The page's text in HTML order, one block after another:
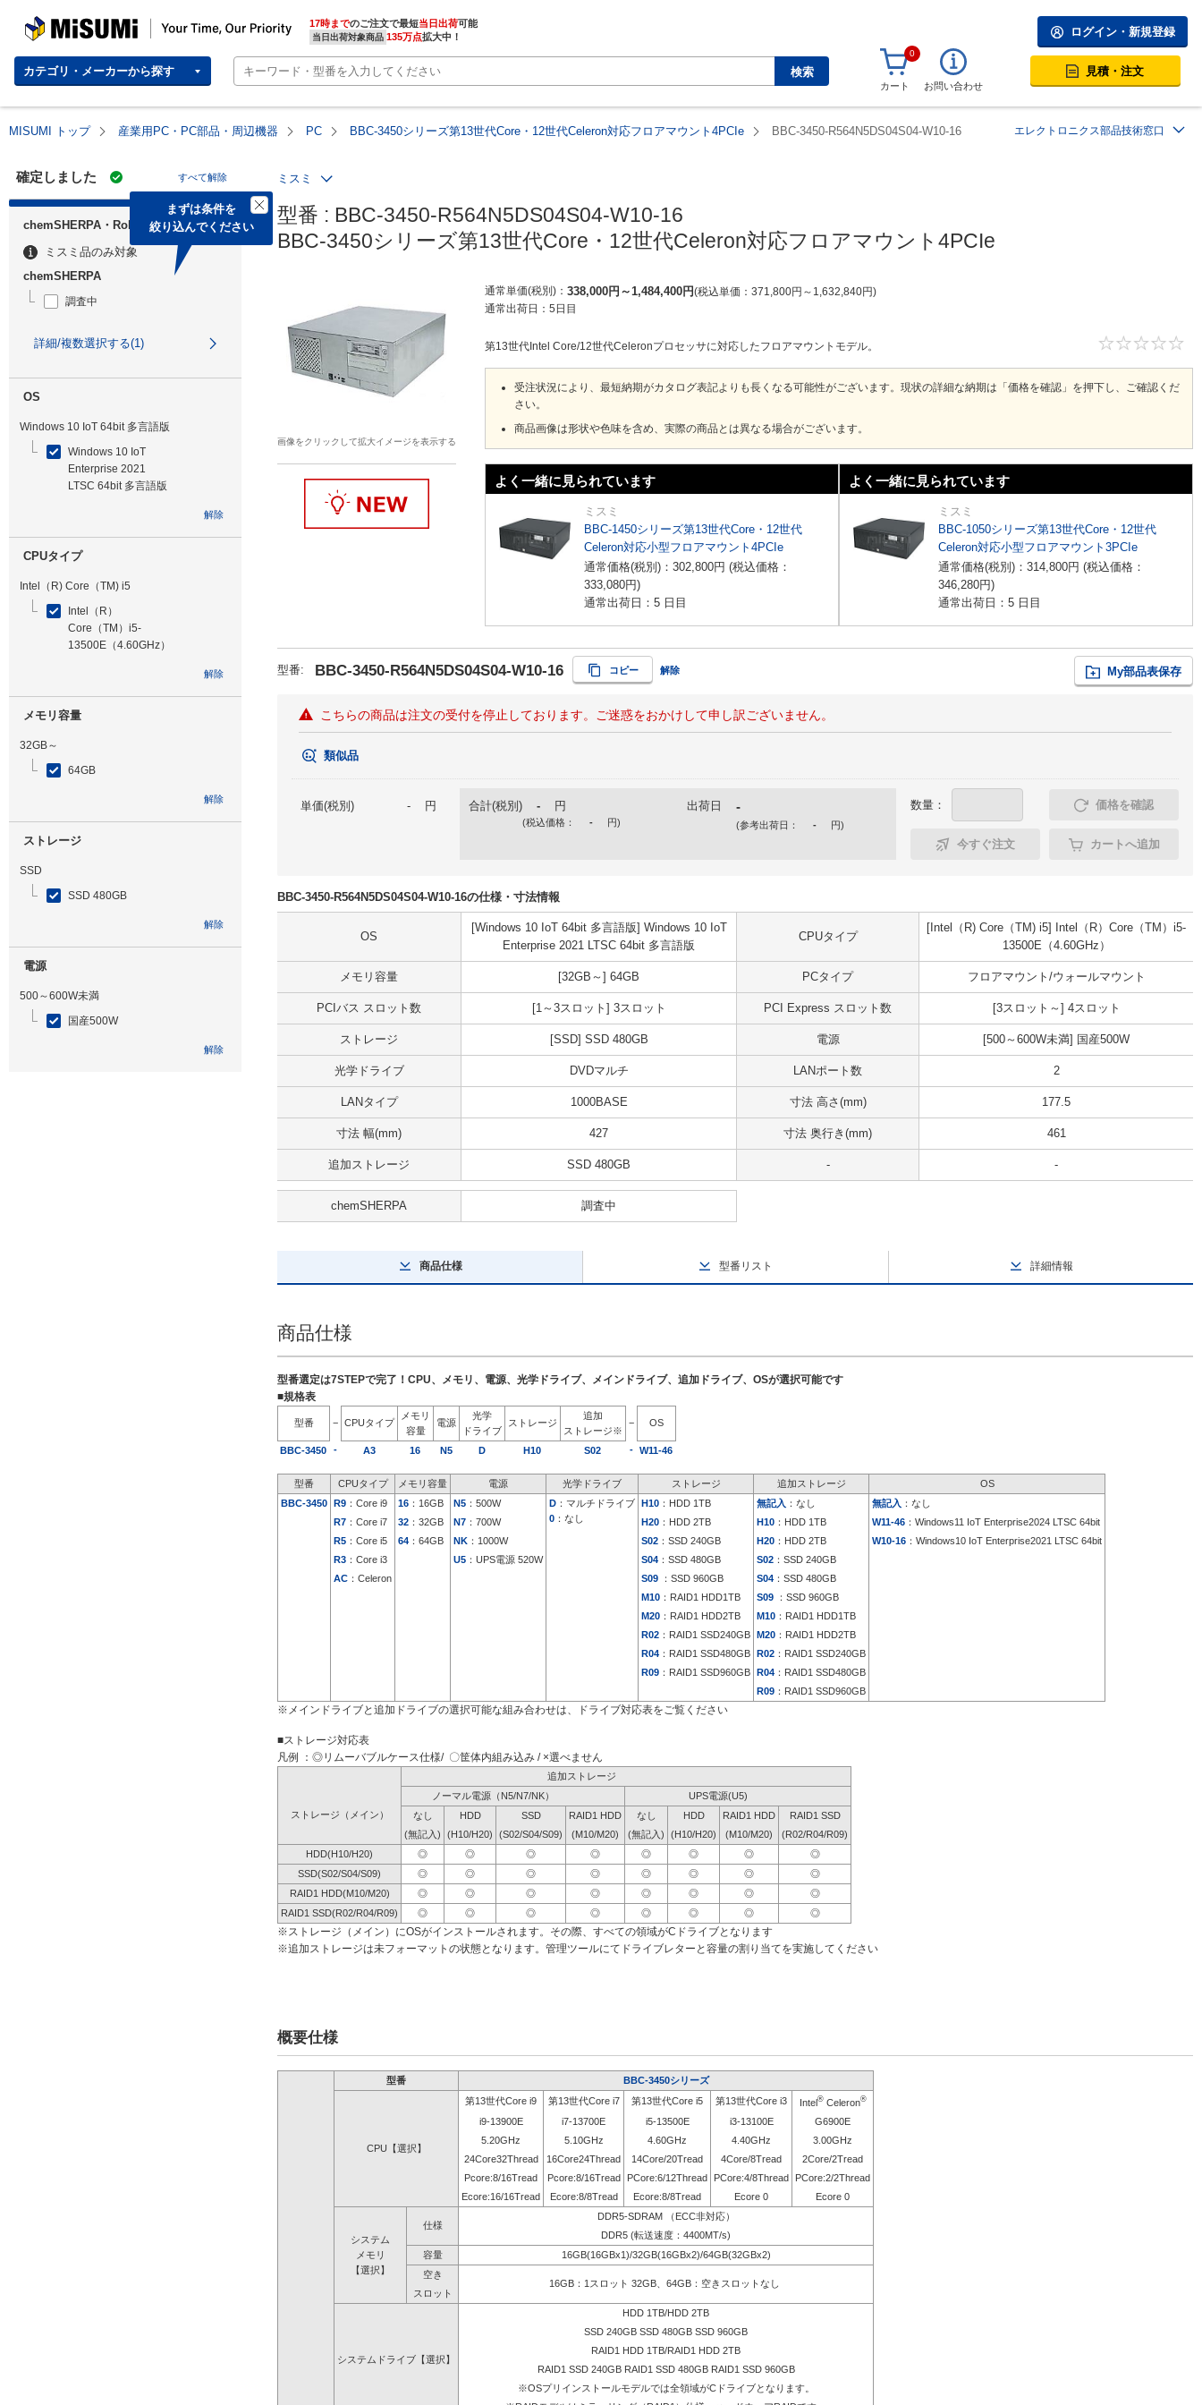
MISUMI | Your Time, Our Priority 17時までのご注文で最短当日出荷
当日出荷対象商品 135万点拡大中！
カテゴリ・メーカーから探す 検索
ログイン・新規登録
0
カート お問い合わせ
見積・注文
MISUMI トップ 産業用PC・PC部品・周辺機器 PC BBC-3450シリーズ第13世代Core・12世代Celeron対応フロアマウント4PCIe BBC-3450-R564N5DS04S04-W10-16 エレクトロニクス部品技術窓口
確定しました すべて解除
まずは条件を
絞り込んでください
chemSHERPA・RoHS
ミスミ品のみ対象
chemSHERPA
調査中
詳細/複数選択する(1)
OS
Windows 10 IoT 64bit 多言語版
Windows 10 IoT
Enterprise 2021
LTSC 64bit 多言語版
解除
CPUタイプ
Intel（R) Core（TM) i5
Intel（R）
Core（TM）i5-
13500E（4.60GHz）
解除
メモリ容量
32GB～
64GB
解除
ストレージ
SSD
SSD 480GB
解除
電源
500～600W未満
国産500W
解除
ミスミ
型番 : BBC-3450-R564N5DS04S04-W10-16
BBC-3450シリーズ第13世代Core・12世代Celeron対応フロアマウント4PCIe
画像をクリックして拡大イメージを表示する
通常単価(税別) 338,000円 ～1,484,400円 税込単価 371,800円 ～ 1,632,840円
通常出荷日： 5日目
第13世代Intel Core/12世代Celeronプロセッサに対応したフロアマウントモデル。
受注状況により、最短納期がカタログ表記よりも長くなる可能性がございます。現状の詳細な納期は「価格を確認」を押下し、ご確認くだ
さい。
商品画像は形状や色味を含め、実際の商品とは異なる場合がございます。
よく一緒に見られています
ミスミ
BBC-1450シリーズ第13世代Core・12世代
Celeron対応小型フロアマウント4PCIe
通常価格(税別)： 302,800円 (税込価格：
333,080円)
通常出荷日：5 日目
よく一緒に見られています
ミスミ
BBC-1050シリーズ第13世代Core・12世代
Celeron対応小型フロアマウント3PCIe
通常価格(税別)： 314,800円 (税込価格：
346,280円)
通常出荷日：5 日目
型番: BBC-3450-R564N5DS04S04-W10-16 コピー 解除 My部品表保存
こちらの商品は注文の受付を停止しております。ご迷惑をおかけして申し訳ございません。
類似品
単価(税別) - 円 合計(税別) - 円
(税込価格： - 円)
出荷日 -
(参考出荷日： - 円)
数量： 価格を確認
今すぐ注文 カートへ追加
BBC-3450-R564N5DS04S04-W10-16の仕様・寸法情報
OS
[Windows 10 IoT 64bit 多言語版] Windows 10 IoT
Enterprise 2021 LTSC 64bit 多言語版
CPUタイプ
[Intel（R) Core（TM) i5] Intel（R）Core（TM）i5-
13500E（4.60GHz）
メモリ容量 [32GB～] 64GB PCタイプ フロアマウント/ウォールマウント
PCIバス スロット数 [1～3スロット] 3スロット PCI Express スロット数 [3スロット～] 4スロット
ストレージ [SSD] SSD 480GB 電源 [500～600W未満] 国産500W
光学ドライブ DVDマルチ LANポート数 2
LANタイプ 1000BASE 寸法 高さ(mm) 177.5
寸法 幅(mm) 427 寸法 奥行き(mm) 461
追加ストレージ SSD 480GB - -
chemSHERPA 調査中
商品仕様 型番リスト 詳細情報
商品仕様
型番選定は7STEPで完了！CPU、メモリ、電源、光学ドライブ、メインドライブ、追加ドライブ、OSが選択可能です
■規格表
型番 − CPUタイプ
メモリ
容量
電源
光学
ドライブ
ストレージ
追加
ストレージ※
− OS
BBC-3450 - A3 16 N5 D H10 S02 - W11-46
型番 CPUタイプ メモリ容量 電源 光学ドライブ ストレージ 追加ストレージ
OS
BBC-3450 R9 ：Core i9 16 ：16GB N5 ：500W D ：マルチドライブ
0 ：なし
H10 ：HDD 1TB 無記入 ：なし 無記入 ：なし
R7 ：Core i7 32 ：32GB N7 ：700W H20 ：HDD 2TB H10 ：HDD 1TB W11-46 ：Windows11 IoT Enterprise2024 LTSC 64bit
R5 ：Core i5 64 ：64GB NK ：1000W S02 ：SSD 240GB H20 ：HDD 2TB W10-16 ：Windows10 IoT Enterprise2021 LTSC 64bit
R3 ：Core i3 U5 ：UPS電源 520W S04 ：SSD 480GB S02 ：SSD 240GB
AC ：Celeron S09 ：SSD 960GB S04 ：SSD 480GB
M10 ：RAID1 HDD1TB S09 ：SSD 960GB
M20 ：RAID1 HDD2TB M10 ：RAID1 HDD1TB
R02 ：RAID1 SSD240GB M20 ：RAID1 HDD2TB
R04 ：RAID1 SSD480GB R02 ：RAID1 SSD240GB
R09 ：RAID1 SSD960GB R04 ：RAID1 SSD480GB
R09 ：RAID1 SSD960GB
※メインドライブと追加ドライブの選択可能な組み合わせは、ドライブ対応表をご覧ください
■ストレージ対応表
凡例 ：◎リムーバブルケース仕様/ 〇筐体内組み込み / ×選べません
追加ストレージ
ノーマル電源（N5/N7/NK）
UPS電源(U5)
ストレージ（メイン）
なし HDD SSD RAID1 HDD なし HDD RAID1 HDD
RAID1 SSD
(無記入)
(H10/H20) (S02/S04/S09) (M10/M20) (無記入) (H10/H20) (M10/M20)
(R02/R04/R09)
HDD(H10/H20)
◎ ◎ ◎ ◎ ◎ ◎ ◎
◎
SSD(S02/S04/S09)
◎ ◎ ◎ ◎ ◎ ◎ ◎
◎
RAID1 HDD(M10/M20)
◎ ◎ ◎ ◎ ◎ ◎ ◎
◎
RAID1 SSD(R02/R04/R09)
◎ ◎ ◎ ◎ ◎ ◎ ◎ ◎
※ストレージ（メイン）にOSがインストールされます。その際、すべての領域がCドライブとなります
※追加ストレージは未フォーマットの状態となります。管理ツールにてドライブレターと容量の割り当てを実施してください
概要仕様
型番 BBC-3450シリーズ
CPU【選択】
第13世代Core i9 第13世代Core i7 第13世代Core i5 第13世代Core i3 Intel®Celeron®
i9-13900E i7-13700E i5-13500E i3-13100E
G6900E
5.20GHz
5.10GHz 4.60GHz 4.40GHz
3.00GHz
24Core32Thread
16Core24Thread 14Core/20Tread 4Core/8Tread
2Core/2Tread
Pcore:8/16Tread
Pcore:8/16Tread PCore:6/12Thread PCore:4/8Thread
PCore:2/2Thread
Ecore:16/16Tread
Ecore:8/8Tread Ecore:8/8Tread Ecore 0 Ecore 0
システム
メモリ
【選択】
仕様
DDR5-SDRAM （ECC非対応）
DDR5 (転送速度：4400MT/s)
容量
16GB(16GBx1)/32GB(16GBx2)/64GB(32GBx2)
空き
16GB：1スロット 32GB、64GB：空きスロットなし
スロット
システムドライブ【選択】
HDD 1TB/HDD 2TB
SSD 240GB SSD 480GB SSD 960GB
RAID1 HDD 1TB/RAID1 HDD 2TB
RAID1 SSD 240GB RAID1 SSD 480GB RAID1 SSD 960GB
※OSプリインストールモデルでは全領域がCドライブとなります。